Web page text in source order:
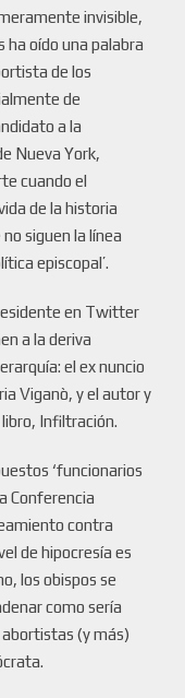
invisible,
oído una palabra
de los
de
a la
Nueva York,
cuando el
de la historia
siguen la línea
episcopal’.
en Twitter
a la deriva
el ex nuncio
Viganò, y el autor y
Infiltración.
‘funcionarios
Conferencia
contra
de hipocresía es
los obispos se
como sería
(y más)